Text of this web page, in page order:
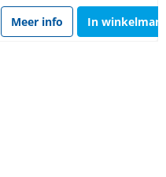
Meer info In